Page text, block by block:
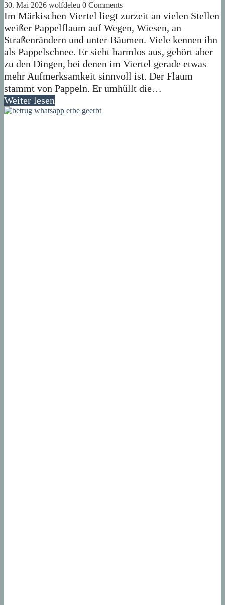
30. Mai 2026 wolfdeleu 0 Comments
Im Märkischen Viertel liegt zurzeit an vielen Stellen
weißer Pappelflaum auf Wegen, Wiesen, an
Straßenrändern und unter Bäumen. Viele kennen ihn
als Pappelschnee. Er sieht harmlos aus, gehört aber
zu den Dingen, bei denen im Viertel gerade etwas
mehr Aufmerksamkeit sinnvoll ist. Der Flaum
stammt von Pappeln. Er umhüllt die…
Weiter lesen